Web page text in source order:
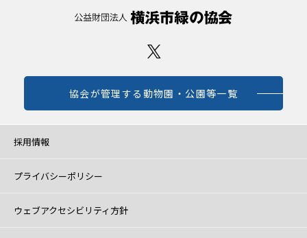
協会が管理する動物園・公園等一覧
採用情報
プライバシーポリシー
ウェブアクセシビリティ方針